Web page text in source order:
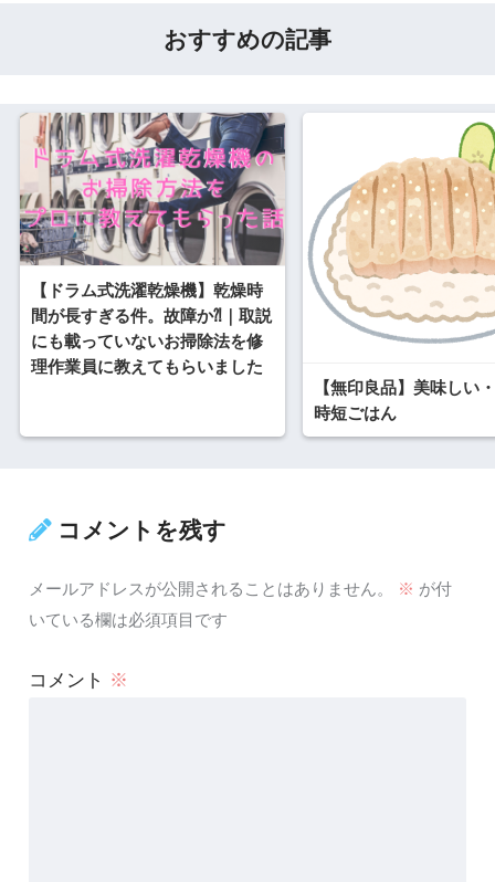
おすすめの記事
【ドラム式洗濯乾燥機】乾燥時
間が長すぎる件。故障か⁈｜取説
にも載っていないお掃除法を修
理作業員に教えてもらいました
【無印良品】美味しい
時短ごはん
コメントを残す
メールアドレスが公開されることはありません。 ※ が付
いている欄は必須項目です
コメント ※